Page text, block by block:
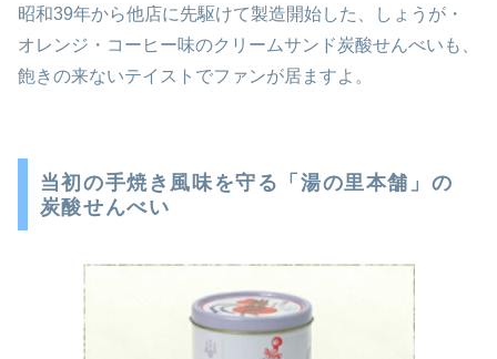
昭和39年から他店に先駆けて製造開始した、しょうが・
オレンジ・コーヒー味のクリームサンド炭酸せんべいも、
飽きの来ないテイストでファンが居ますよ。
当初の手焼き風味を守る「湯の里本舗」の
炭酸せんべい